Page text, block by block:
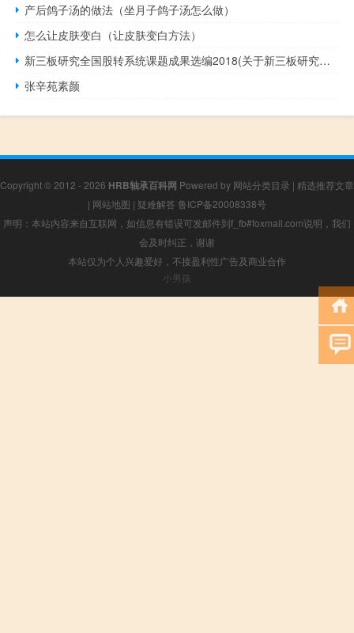
产后鸽子汤的做法（坐月子鸽子汤怎么做）
怎么让皮肤变白（让皮肤变白方法）
新三板研究全国股转系统课题成果选编2018(关于新三板研究全国股转系统课题成果选编2018的简介)
张辛苑素颜
Copyright © 2012 - 2026 HRB轴承百科网 Powered by 网站分类目录 | 精选推荐文章
| 网站地图 | 疑难解答 鲁ICP备20008338号
声明：本站内容来自互联网，如信息有错误可发邮件到f_fb#foxmail.com说明，我们
会及时纠正，谢谢
本站仅为个人兴趣爱好，不接盈利性广告及商业合作
小男孩